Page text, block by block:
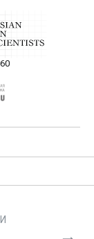
—
в
статей в